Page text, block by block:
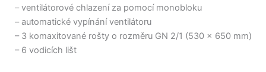
– ventilátorové chlazení za pomocí monobloku
– automatické vypínání ventilátoru
– 3 komaxitované rošty o rozměru GN 2/1 (530 x 650 mm)
– 6 vodicích lišt